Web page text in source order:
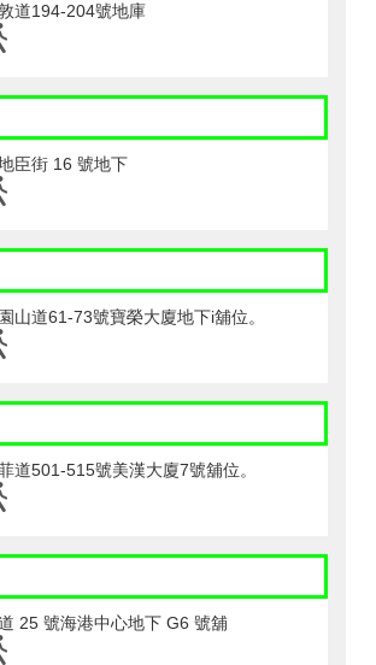
道194-204號地庫
臣街 16 號地下
山道61-73號寶榮大廈地下i舖位。
道501-515號美漢大廈7號舖位。
25 號海港中心地下 G6 號舖